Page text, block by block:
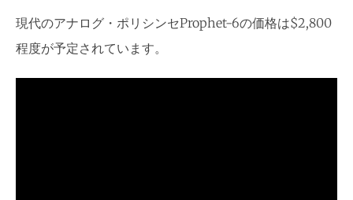
現代のアナログ・ポリシンセProphet-6の価格は$2,800
程度が予定されています。